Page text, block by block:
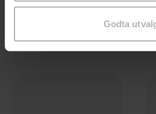
Godta
Anna Smith